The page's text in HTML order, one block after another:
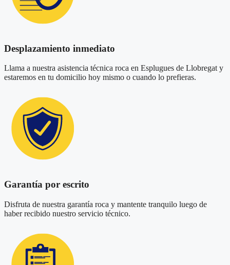
Desplazamiento inmediato
Llama a nuestra asistencia técnica roca en Esplugues de Llobregat y
estaremos en tu domicilio hoy mismo o cuando lo prefieras.
Garantía por escrito
Disfruta de nuestra garantía roca y mantente tranquilo luego de
haber recibido nuestro servicio técnico.